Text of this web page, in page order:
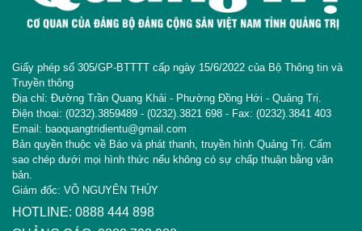
Giấy phép số 305/GP-BTTTT cấp ngày 15/6/2022 của Bộ Thông tin và
Truyền thông
Địa chỉ: Đường Trần Quang Khải - Phường Đồng Hới - Quảng Trị.
Điện thoại: (0232).3859489 - (0232).3821 698 - Fax: (0232).3841 403
Email: baoquangtridientu@gmail.com
Bản quyền thuộc về Báo và phát thanh, truyền hình Quảng Trị. Cấm
sao chép dưới mọi hình thức nếu không có sự chấp thuận bằng văn
bản.
Giám đốc: VÕ NGUYÊN THỦY
HOTLINE: 0888 444 898